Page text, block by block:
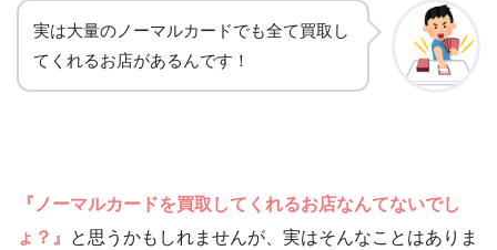
実は大量のノーマルカードでも全て買取し
てくれるお店があるんです！
『ノーマルカードを買取してくれるお店なんてないでし
ょ？』
と思うかもしれませんが、実はそんなことはありま